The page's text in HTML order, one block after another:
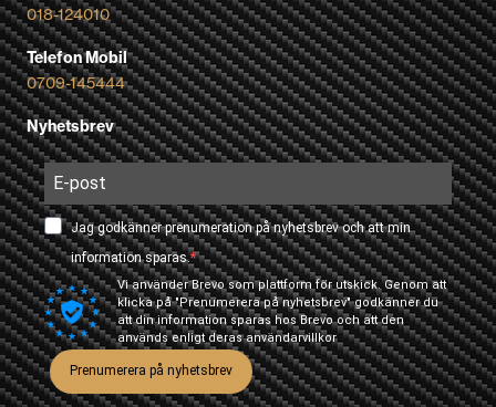
018-124010
Telefon Mobil
0709-145444
Nyhetsbrev
Jag godkänner prenumeration på nyhetsbrev och att min
information sparas.
Vi använder Brevo som plattform för utskick. Genom att
klicka på "Prenumerera på nyhetsbrev" godkänner du
att din information sparas hos Brevo och att den
används enligt derasanvändarvillkor
Prenumerera på nyhetsbrev